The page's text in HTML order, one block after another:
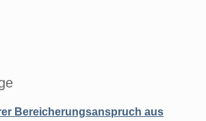
Bereicherungsanspruch aus